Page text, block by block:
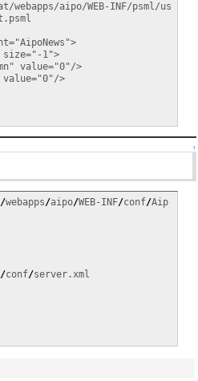
aipo/WEB-INF/psml/us
1">
value="0"/>
value="0"/>
↑
/webapps/aipo/WEB-INF/conf/Aip
/conf/